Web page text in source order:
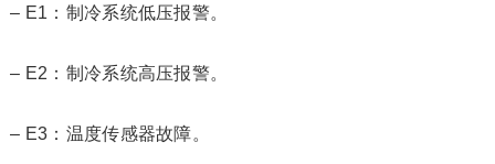
– E1：制冷系统低压报警。
– E2：制冷系统高压报警。
– E3：温度传感器故障。